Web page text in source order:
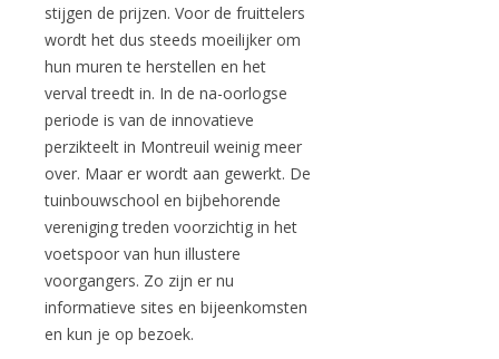
stijgen de prijzen. Voor de fruittelers
wordt het dus steeds moeilijker om
hun muren te herstellen en het
verval treedt in. In de na-oorlogse
periode is van de innovatieve
perzikteelt in Montreuil weinig meer
over. Maar er wordt aan gewerkt. De
tuinbouwschool en bijbehorende
vereniging treden voorzichtig in het
voetspoor van hun illustere
voorgangers. Zo zijn er nu
informatieve sites en bijeenkomsten
en kun je op bezoek.